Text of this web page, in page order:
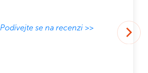
Podívejte se na recenzi >>